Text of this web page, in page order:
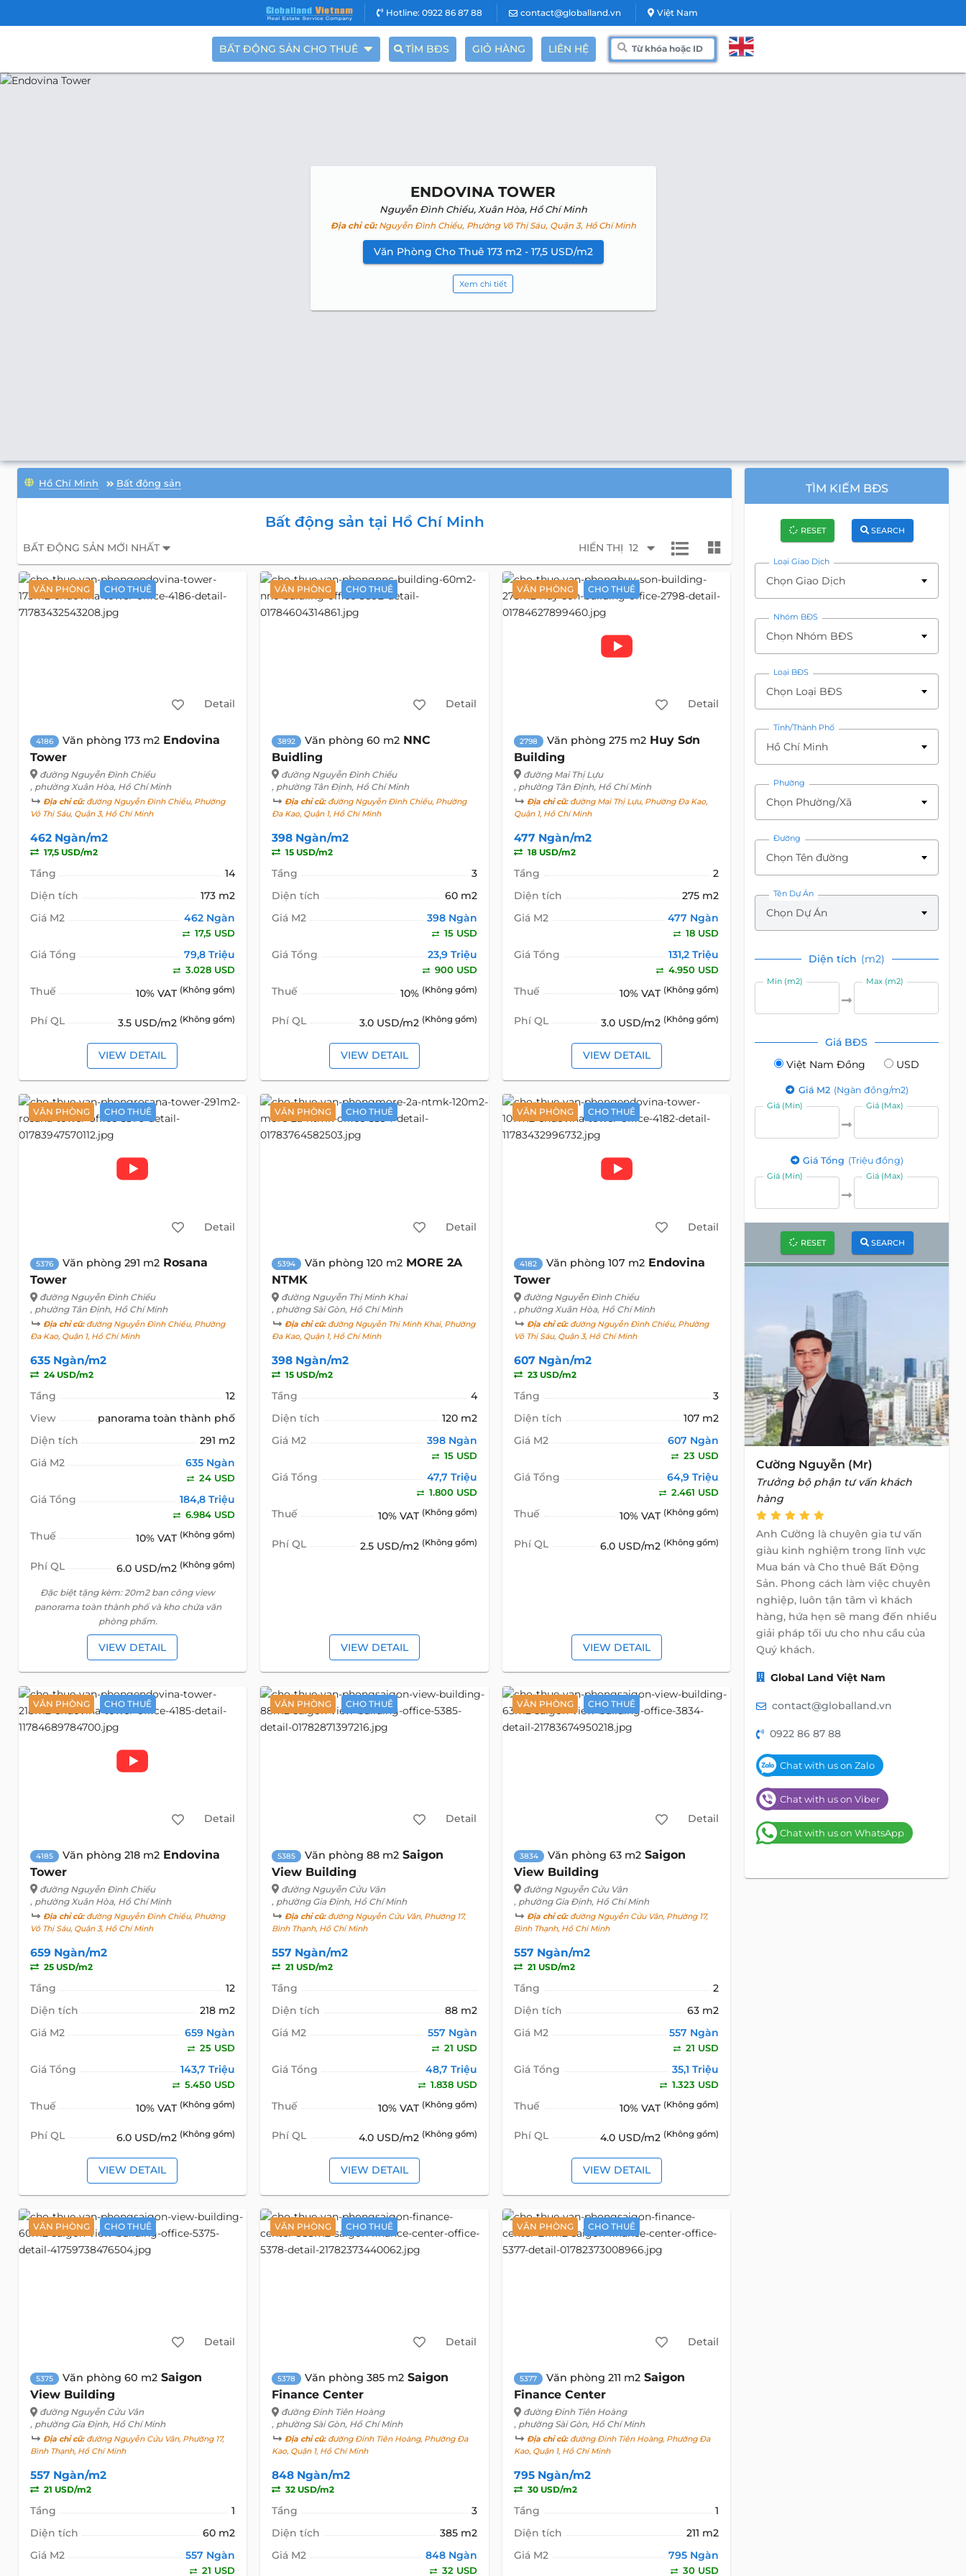
Hotline: 0922 86 87 88 contact@globalland.vn Việt Nam
BẤT ĐỘNG SẢN CHO THUÊ TÌM BĐS GIỎ HÀNG LIÊN HỆ
ENDOVINA TOWER
Nguyễn Đình Chiểu, Xuân Hòa, Hồ Chí Minh
Địa chỉ cũ:Nguyễn Đình Chiểu, Phường Võ Thị Sáu, Quận 3, Hồ Chí Minh
Văn Phòng Cho Thuê 173 m2 - 17,5 USD/m2
Xem chi tiết
Hồ Chí Minh Bất động sản
Bất động sản tại Hồ Chí Minh
BẤT ĐỘNG SẢN MỚI NHẤT HIỂN THỊ 12
VĂN PHÒNG CHO THUÊ
Detail
4186 Văn phòng 173 m2 Endovina
Tower
đường Nguyễn Đình Chiểu
, phường Xuân Hòa, Hồ Chí Minh
Địa chỉ cũ:đường Nguyễn Đình Chiểu, Phường
Võ Thị Sáu, Quận 3, Hồ Chí Minh
462 Ngàn/m2
17,5 USD/m2
Tầng
14
Diện tích
173 m2
Giá M2
462 Ngàn
17,5 USD
Giá Tổng 79,8 Triệu
3.028 USD
Thuế 10% VAT (Không gồm)
Phí QL 3.5 USD/m2 (Không gồm)
VIEW DETAIL
VĂN PHÒNG CHO THUÊ
Detail
3892 Văn phòng 60 m2 NNC
Buidling
đường Nguyễn Đình Chiểu
, phường Tân Định, Hồ Chí Minh
Địa chỉ cũ:đường Nguyễn Đình Chiểu, Phường
Đa Kao, Quận 1, Hồ Chí Minh
398 Ngàn/m2
15 USD/m2
Tầng
3
Diện tích
60 m2
Giá M2
398 Ngàn
15 USD
Giá Tổng 23,9 Triệu
900 USD
Thuế 10% (Không gồm)
Phí QL 3.0 USD/m2 (Không gồm)
VIEW DETAIL
VĂN PHÒNG CHO THUÊ
Detail
2798 Văn phòng 275 m2 Huy Sơn
Building
đường Mai Thị Lựu
, phường Tân Định, Hồ Chí Minh
Địa chỉ cũ:đường Mai Thị Lựu, Phường Đa Kao,
Quận 1, Hồ Chí Minh
477 Ngàn/m2
18 USD/m2
Tầng
2
Diện tích
275 m2
Giá M2
477 Ngàn
18 USD
Giá Tổng 131,2 Triệu
4.950 USD
Thuế 10% VAT (Không gồm)
Phí QL 3.0 USD/m2 (Không gồm)
VIEW DETAIL
VĂN PHÒNG CHO THUÊ
Detail
5376 Văn phòng 291 m2 Rosana
Tower
đường Nguyễn Đình Chiểu
, phường Tân Định, Hồ Chí Minh
Địa chỉ cũ:đường Nguyễn Đình Chiểu, Phường
Đa Kao, Quận 1, Hồ Chí Minh
635 Ngàn/m2
24 USD/m2
Tầng
12
View
panorama toàn thành phố
Diện tích
291 m2
Giá M2
635 Ngàn
24 USD
Giá Tổng 184,8 Triệu
6.984 USD
Thuế 10% VAT (Không gồm)
Phí QL 6.0 USD/m2 (Không gồm)
Đặc biệt tặng kèm: 20m2 ban công view
panorama toàn thành phố và kho chứa văn
phòng phẩm.
VIEW DETAIL
VĂN PHÒNG CHO THUÊ
Detail
5394 Văn phòng 120 m2 MORE 2A
NTMK
đường Nguyễn Thị Minh Khai
, phường Sài Gòn, Hồ Chí Minh
Địa chỉ cũ:đường Nguyễn Thị Minh Khai, Phường
Đa Kao, Quận 1, Hồ Chí Minh
398 Ngàn/m2
15 USD/m2
Tầng
4
Diện tích
120 m2
Giá M2
398 Ngàn
15 USD
Giá Tổng 47,7 Triệu
1.800 USD
Thuế 10% VAT (Không gồm)
Phí QL 2.5 USD/m2 (Không gồm)
VIEW DETAIL
VĂN PHÒNG CHO THUÊ
Detail
4182 Văn phòng 107 m2 Endovina
Tower
đường Nguyễn Đình Chiểu
, phường Xuân Hòa, Hồ Chí Minh
Địa chỉ cũ:đường Nguyễn Đình Chiểu, Phường
Võ Thị Sáu, Quận 3, Hồ Chí Minh
607 Ngàn/m2
23 USD/m2
Tầng
3
Diện tích
107 m2
Giá M2
607 Ngàn
23 USD
Giá Tổng 64,9 Triệu
2.461 USD
Thuế 10% VAT (Không gồm)
Phí QL 6.0 USD/m2 (Không gồm)
VIEW DETAIL
VĂN PHÒNG CHO THUÊ
Detail
4185 Văn phòng 218 m2 Endovina
Tower
đường Nguyễn Đình Chiểu
, phường Xuân Hòa, Hồ Chí Minh
Địa chỉ cũ:đường Nguyễn Đình Chiểu, Phường
Võ Thị Sáu, Quận 3, Hồ Chí Minh
659 Ngàn/m2
25 USD/m2
Tầng
12
Diện tích
218 m2
Giá M2
659 Ngàn
25 USD
Giá Tổng 143,7 Triệu
5.450 USD
Thuế 10% VAT (Không gồm)
Phí QL 6.0 USD/m2 (Không gồm)
VIEW DETAIL
VĂN PHÒNG CHO THUÊ
Detail
5385 Văn phòng 88 m2 Saigon
View Building
đường Nguyễn Cửu Vân
, phường Gia Định, Hồ Chí Minh
Địa chỉ cũ:đường Nguyễn Cửu Vân, Phường 17,
Bình Thạnh, Hồ Chí Minh
557 Ngàn/m2
21 USD/m2
Tầng
Diện tích
88 m2
Giá M2
557 Ngàn
21 USD
Giá Tổng 48,7 Triệu
1.838 USD
Thuế 10% VAT (Không gồm)
Phí QL 4.0 USD/m2 (Không gồm)
VIEW DETAIL
VĂN PHÒNG CHO THUÊ
Detail
3834 Văn phòng 63 m2 Saigon
View Building
đường Nguyễn Cửu Vân
, phường Gia Định, Hồ Chí Minh
Địa chỉ cũ:đường Nguyễn Cửu Vân, Phường 17,
Bình Thạnh, Hồ Chí Minh
557 Ngàn/m2
21 USD/m2
Tầng
2
Diện tích
63 m2
Giá M2
557 Ngàn
21 USD
Giá Tổng 35,1 Triệu
1.323 USD
Thuế 10% VAT (Không gồm)
Phí QL 4.0 USD/m2 (Không gồm)
VIEW DETAIL
VĂN PHÒNG CHO THUÊ
Detail
5375 Văn phòng 60 m2 Saigon
View Building
đường Nguyễn Cửu Vân
, phường Gia Định, Hồ Chí Minh
Địa chỉ cũ:đường Nguyễn Cửu Vân, Phường 17,
Bình Thạnh, Hồ Chí Minh
557 Ngàn/m2
21 USD/m2
Tầng
1
Diện tích
60 m2
Giá M2
557 Ngàn
21 USD
VĂN PHÒNG CHO THUÊ
Detail
5378 Văn phòng 385 m2 Saigon
Finance Center
đường Đinh Tiên Hoàng
, phường Sài Gòn, Hồ Chí Minh
Địa chỉ cũ:đường Đinh Tiên Hoàng, Phường Đa
Kao, Quận 1, Hồ Chí Minh
848 Ngàn/m2
32 USD/m2
Tầng
3
Diện tích
385 m2
Giá M2
848 Ngàn
32 USD
VĂN PHÒNG CHO THUÊ
Detail
5377 Văn phòng 211 m2 Saigon
Finance Center
đường Đinh Tiên Hoàng
, phường Sài Gòn, Hồ Chí Minh
Địa chỉ cũ:đường Đinh Tiên Hoàng, Phường Đa
Kao, Quận 1, Hồ Chí Minh
795 Ngàn/m2
30 USD/m2
Tầng
1
Diện tích
211 m2
Giá M2
795 Ngàn
30 USD
TÌM KIẾM BĐS
RESET SEARCH
Loại Giao Dịch
Chọn Giao Dịch
Nhóm BĐS
Chọn Nhóm BĐS
Loại BĐS
Chọn Loại BĐS
Tỉnh/Thành Phố
Hồ Chí Minh
Phường
Chọn Phường/Xã
Đường
Chọn Tên đường
Tên Dự Án
Chọn Dự Án
Diện tích (m2)
Min (m2) Max (m2)
Giá BĐS
Việt Nam Đồng
USD
Giá M2 (Ngàn đồng/m2)
Giá (Min) Giá (Max)
Giá Tổng (Triệu đồng)
Giá (Min) Giá (Max)
RESET SEARCH
Cường Nguyễn (Mr)
Trưởng bộ phận tư vấn khách
hàng
Anh Cường là chuyên gia tư vấn
giàu kinh nghiệm trong lĩnh vực
Mua bán và Cho thuê Bất Động
Sản. Phong cách làm việc chuyên
nghiệp, luôn tận tâm vì khách
hàng, hứa hẹn sẽ mang đến nhiều
giải pháp tối ưu cho nhu cầu của
Quý khách.
Global Land Việt Nam
contact@globalland.vn
0922 86 87 88
Chat with us on Zalo
Chat with us on Viber
Chat with us on WhatsApp